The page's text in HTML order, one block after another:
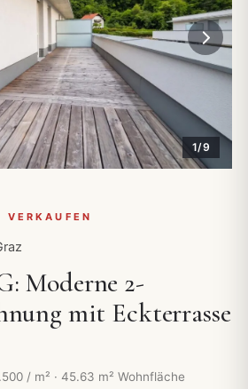
1/9
VERKAUFEN
Moderne 2-
mit Eckterrasse
/ m² · 45.63 m² Wohnfläche